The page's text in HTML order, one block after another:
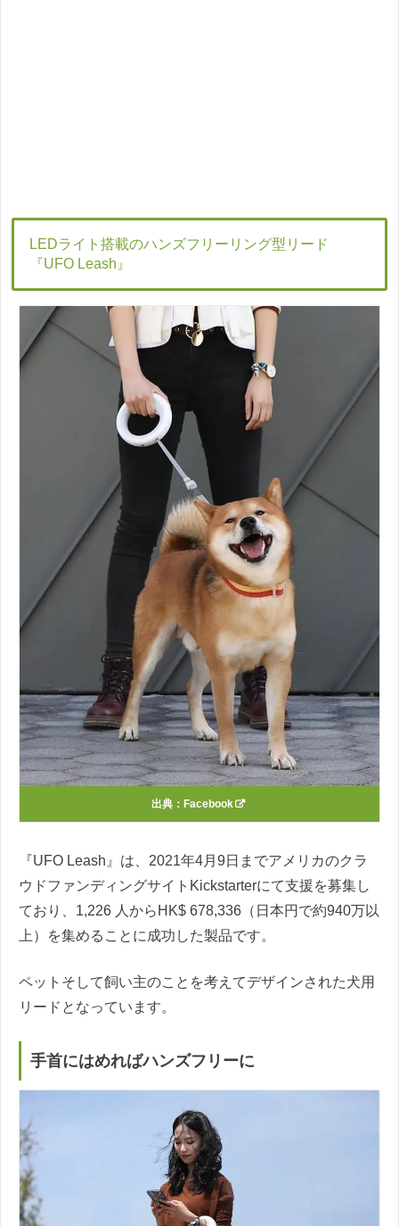
LEDライト搭載のハンズフリーリング型リード
『UFO Leash』
出典： Facebook
『UFO Leash』は、2021年4月9日までアメリカのクラ
ウドファンディングサイトKickstarterにて支援を募集し
ており、1,226 人からHK$ 678,336（日本円で約940万以
上）を集めることに成功した製品です。
ペットそして飼い主のことを考えてデザインされた犬用
リードとなっています。
手首にはめればハンズフリーに